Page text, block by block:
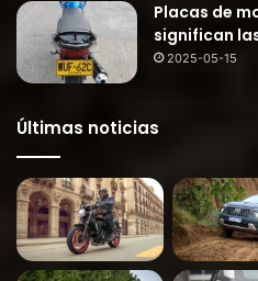
Placas de
significan
2025-05-15
Últimas noticias